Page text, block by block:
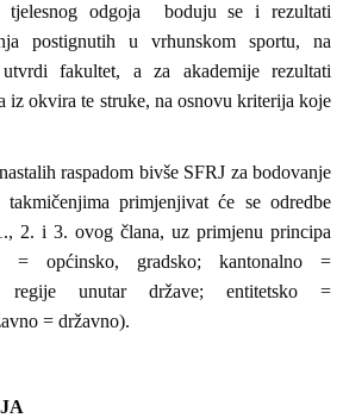
tjelesnog odgoja boduju se i rezultati
postignutih u vrhunskom sportu, na
fakultet, a za akademije rezultati
iz okvira te struke, na osnovu kriterija koje
raspadom bivše SFRJ za bodovanje
takmičenjima primjenjivat će se odredbe
2. i 3. ovog člana, uz primjenu principa
= općinsko, gradsko; kantonalno =
regije unutar države; entitetsko =
= državno).